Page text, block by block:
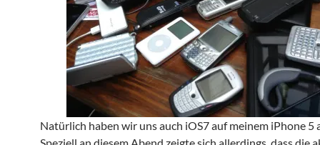
Natürlich haben wir uns auch iOS7 auf meinem iPhone 5